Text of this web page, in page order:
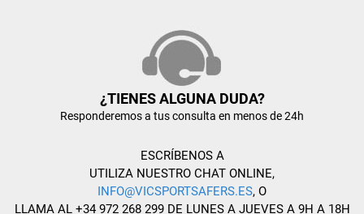
¿TIENES ALGUNA DUDA?
Responderemos a tus consulta en menos de 24h
ESCRÍBENOS A
UTILIZA NUESTRO CHAT ONLINE,
INFO@VICSPORTSAFERS.ES, O
LLAMA AL +34 972 268 299 DE LUNES A JUEVES A 9H A 18H